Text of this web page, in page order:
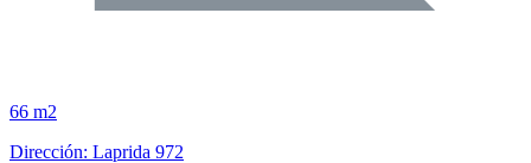
66 m2
Dirección: Laprida 972